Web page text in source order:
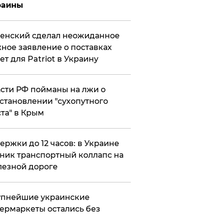
сделал неожиданное
заявление о поставках
для Patriot в Украину
РФ пойманы на лжи о
"сухопутного
в Крым
до 12 часов: в Украине
транспортный коллапс на
дороге
украинские
остались без